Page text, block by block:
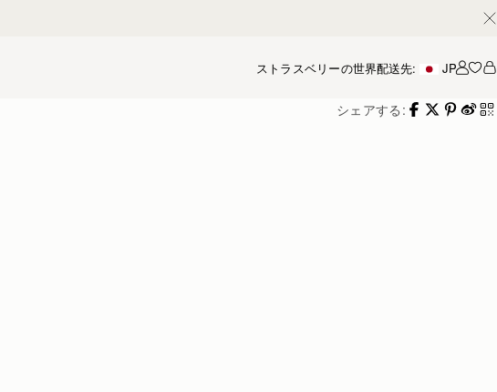
ストラスベリーの世界配送先: JP アカ
シェアする: